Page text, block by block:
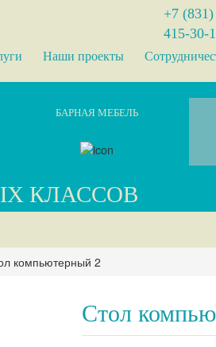
+7 (831)
415-30-
Наши проекты
БАРНАЯ МЕБЕЛЬ
КЛАССОВ
компьютерный 2
Стол